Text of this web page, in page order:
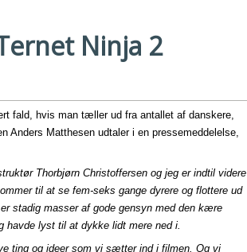
Ninja 2
fald, hvis man tæller ud fra antallet af danskere,
Matthesen udtaler i en pressemeddelelse,
Thorbjørn Christoffersen og jeg er indtil videre
til at se fem-seks gange dyrere og flottere ud
stadig masser af gode gensyn med den kære
lyst til at dykke lidt mere ned i.
ting og ideer som vi sætter ind i filmen. Og vi